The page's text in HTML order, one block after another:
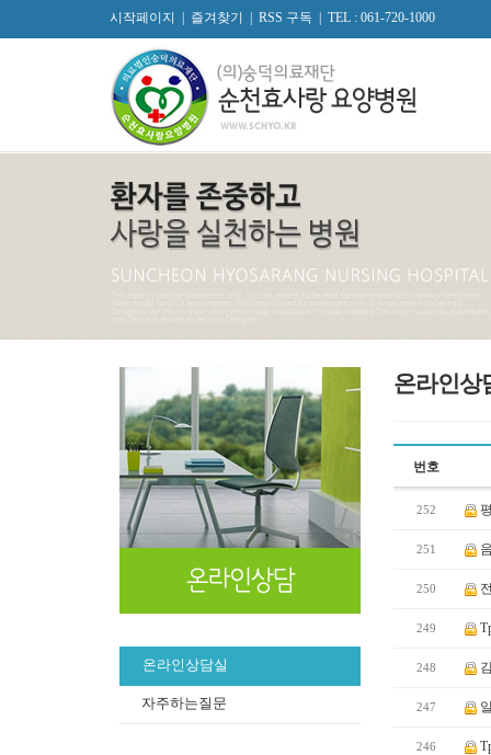
시작페이지 즐겨찾기 RSS 구독 TEL : 061-720-1000
온라인상담실
자주하는질문
온라인상
번호
252
251
250
249
248
247
246